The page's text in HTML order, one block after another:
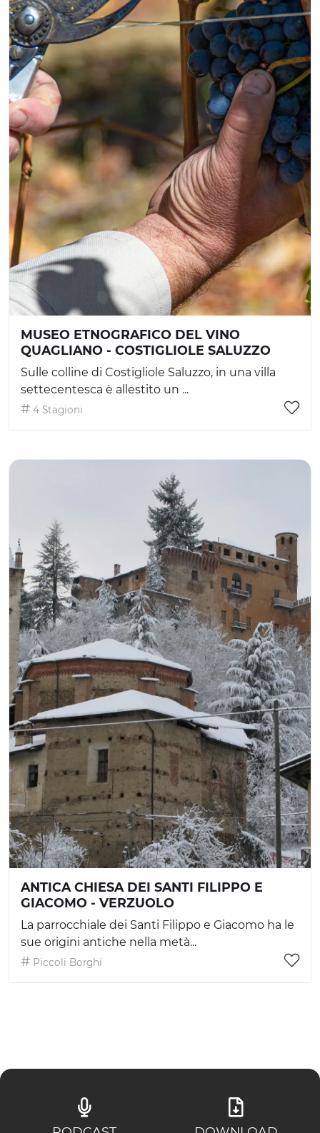
MUSEO ETNOGRAFICO DEL VINO
QUAGLIANO - COSTIGLIOLE SALUZZO
Sulle colline di Costigliole Saluzzo, in una villa
settecentesca è allestito un ...
4 Stagioni
ANTICA CHIESA DEI SANTI FILIPPO E
GIACOMO - VERZUOLO
La parrocchiale dei Santi Filippo e Giacomo ha le
sue origini antiche nella metà...
Piccoli Borghi